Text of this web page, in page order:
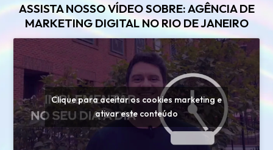
ASSISTA NOSSO VÍDEO SOBRE: AGÊNCIA DE
MARKETING DIGITAL NO RIO DE JANEIRO
Clique para aceitar os cookies marketing e
ativar este conteúdo